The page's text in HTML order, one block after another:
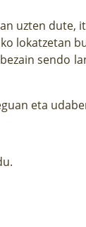
uzten
lokatzetan
sendo
eta